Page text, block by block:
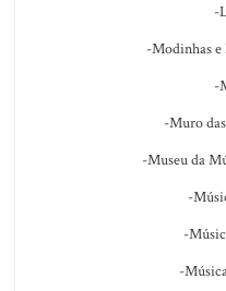
-
-Modinhas
-
-Muro
-Museu da
-
-
-